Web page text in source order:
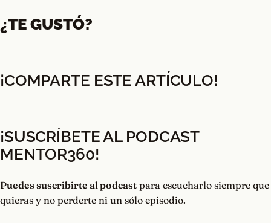
¿TE GUSTÓ?
¡COMPARTE ESTE ARTÍCULO!
¡SUSCRÍBETE AL PODCAST
MENTOR360!
Puedes suscribirte al podcast para escucharlo siempre que
quieras y no perderte ni un sólo episodio.